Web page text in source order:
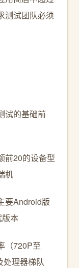
测试团队必须
试的基础前
前20的设备型
机
要Android版
本
（720P至
处理器梯队